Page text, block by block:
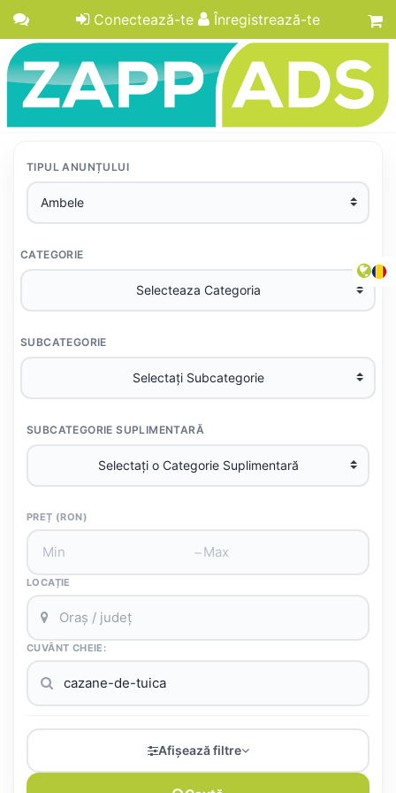
Conectează-te Înregistrează-te
TIPUL ANUNȚULUI
CATEGORIE
SUBCATEGORIE
SUBCATEGORIE SUPLIMENTARĂ
PREȚ (RON)
–
LOCAȚIE
CUVÂNT CHEIE:
Afișează filtre